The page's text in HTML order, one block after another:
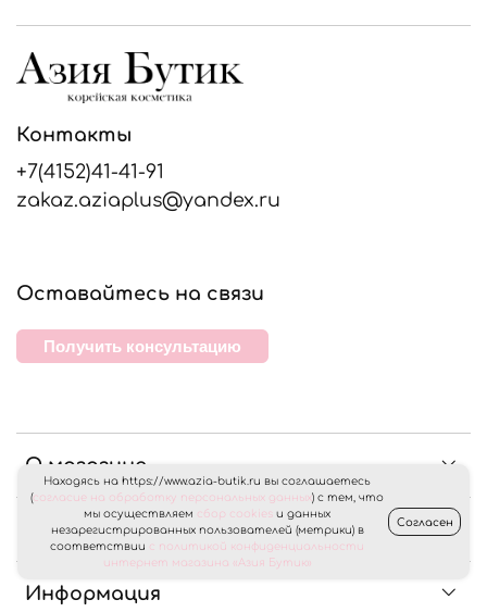
О магазине
Клиентам
Информация
Контакты
+7(4152)41-41-91
zakaz.aziaplus@yandex.ru
Оставайтесь на связи
Получить консультацию
Находясь на https://www.azia-butik.ru вы соглашаетесь
(согласие на обработку персональных данных) с тем, что
мы осуществляем сбор cookies и данных
незарегистрированных пользователей (метрики) в
соответствии с политикой конфиденциальности
интернет магазина «Азия Бутик»
Согласен